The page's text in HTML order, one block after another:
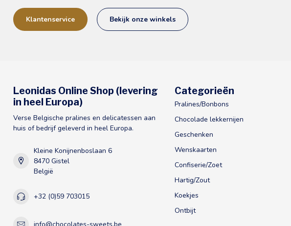
Klantenservice Bekijk onze winkels
Leonidas Online Shop (levering
in heel Europa)
Verse Belgische pralines en delicatessen aan
huis of bedrijf geleverd in heel Europa.
Kleine Konijnenboslaan 6
8470 Gistel
België
+32 (0)59 703015
Categorieën
Pralines/Bonbons
Chocolade lekkernijen
Geschenken
Wenskaarten
Confiserie/Zoet
Hartig/Zout
Koekjes
Ontbijt